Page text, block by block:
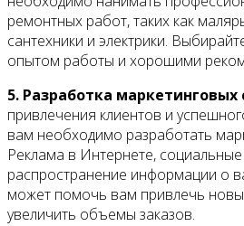
ремонтных работ, таких как
сантехники и электрики.
опытом работы и хорошими
5. Разработка маркетинговых
привлечения клиентов и
вам необходимо разработать
Реклама в Интернете, социальные
распространение информации о
может помочь вам привлечь
увеличить объемы заказов.